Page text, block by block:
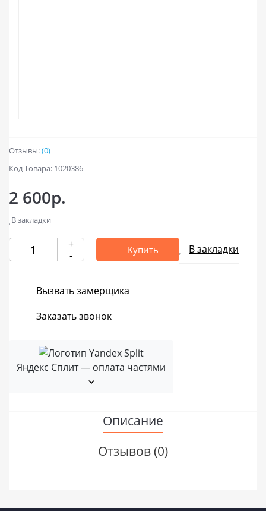
Отзывы:(0)
Код Товара: 1020386
2 600р.
В закладки
+
-
Купить В закладки
Вызвать замерщика
Заказать звонок
Яндекс Сплит — оплата частями
Описание
Отзывов (0)